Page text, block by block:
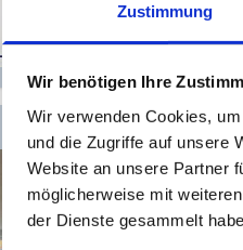
Zustimmung
Wir benötigen Ihre
Wir verwenden Cookies,
und die Zugriffe auf unsere
Website an unsere Partner
möglicherweise mit
der Dienste gesammelt